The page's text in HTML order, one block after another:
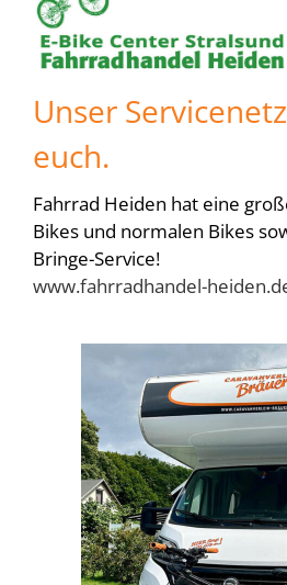
Unser
euch.
Fahrrad Heiden hat eine
Bikes und normalen Bikes
Bringe-Service!
www.fahrradhandel-